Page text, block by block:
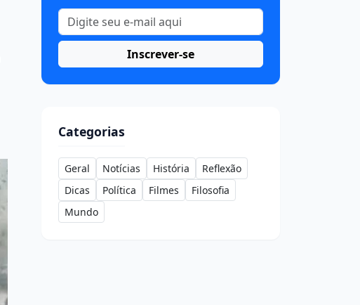
Inscrever-se
Categorias
Geral Notícias História
Reflexão
Dicas
Política Filmes
Filosofia
Mundo